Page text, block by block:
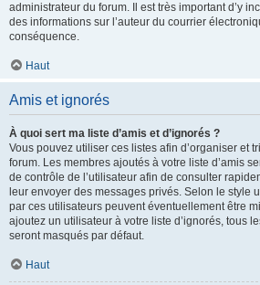
administrateur du forum. Il est très important d’y
des informations sur l’auteur du courrier
conséquence.
Haut
Amis et ignorés
À quoi sert ma liste d’amis et d’ignorés ?
Vous pouvez utiliser ces listes afin d’organiser et
forum. Les membres ajoutés à votre liste d’amis
de contrôle de l’utilisateur afin de consulter
leur envoyer des messages privés. Selon le style
par ces utilisateurs peuvent éventuellement être
ajoutez un utilisateur à votre liste d’ignorés, tous
seront masqués par défaut.
Haut